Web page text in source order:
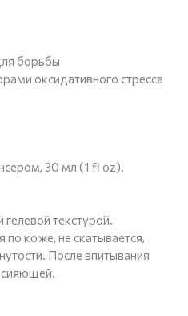
борьбы
оксидативного стресса
30 мл (1 fl oz).
текстурой.
коже, не скатывается,
После впитывания
сияющей.